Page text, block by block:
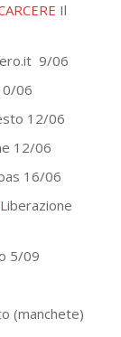
Il
9/06
06
12/06
12/06
16/06
Liberazione
5/09
(manchete)